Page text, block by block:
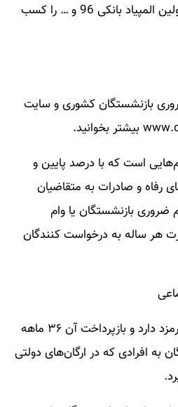
افکار عمومی 96، تندیس اولین المپیاد بانکی 96 و … را کسب
بازنشستگان کشوری و سایت
است که با درصد پایین و
رفاه و صادرات به متقاضیان
ضروری بازنشستگان یا وام
هر ساله به درخواست کنندگان
وام بازنشستگان ۴ درصد کارمزد دارد و بازپرداخت آن ۳۶ ماهه
به افرادی که در ارگان‌های دولتی